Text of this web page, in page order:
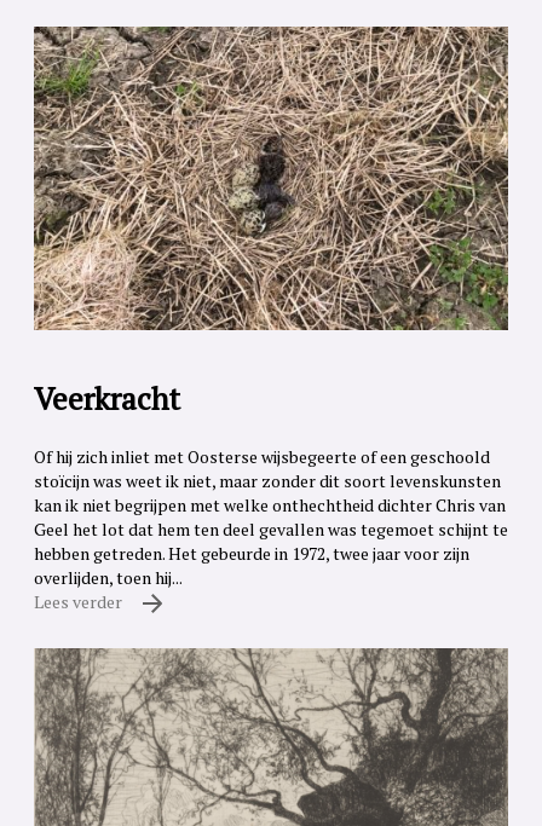
Veerkracht
Of hij zich inliet met Oosterse wijsbegeerte of een geschoold
stoïcijn was weet ik niet, maar zonder dit soort levenskunsten
kan ik niet begrijpen met welke onthechtheid dichter Chris van
Geel het lot dat hem ten deel gevallen was tegemoet schijnt te
hebben getreden. Het gebeurde in 1972, twee jaar voor zijn
overlijden, toen hij...
Lees verder